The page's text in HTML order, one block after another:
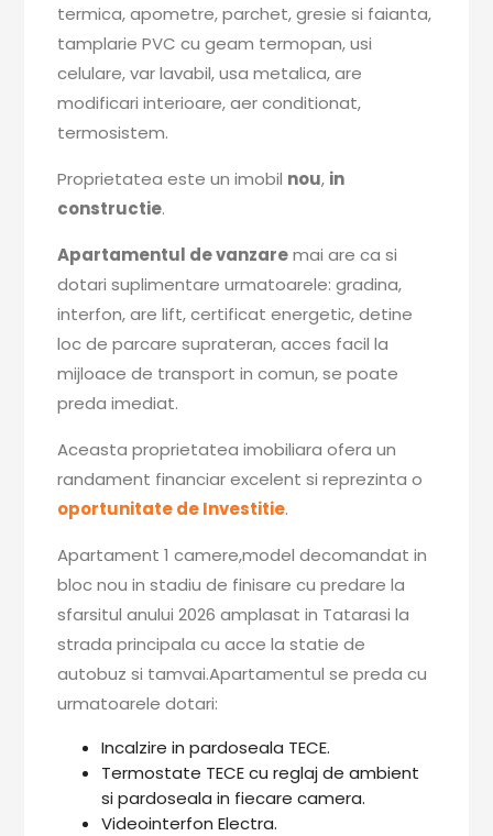
termica, apometre, parchet, gresie si faianta,
tamplarie PVC cu geam termopan, usi
celulare, var lavabil, usa metalica, are
modificari interioare, aer conditionat,
termosistem.
Proprietatea este un imobil nou, in
constructie.
Apartamentul de vanzaremai are ca si
dotari suplimentare urmatoarele: gradina,
interfon, are lift, certificat energetic, detine
loc de parcare suprateran, acces facil la
mijloace de transport in comun, se poate
preda imediat.
Aceasta proprietatea imobiliara ofera un
randament financiar excelent si reprezinta o
oportunitate de Investitie.
Apartament 1 camere,model decomandat in
bloc nou in stadiu de finisare cu predare la
sfarsitul anului 2026 amplasat in Tatarasi la
strada principala cu acce la statie de
autobuz si tamvai.Apartamentul se preda cu
urmatoarele dotari:
Incalzire in pardoseala TECE.
Termostate TECE cu reglaj de ambient
si pardoseala in fiecare camera.
Videointerfon Electra.